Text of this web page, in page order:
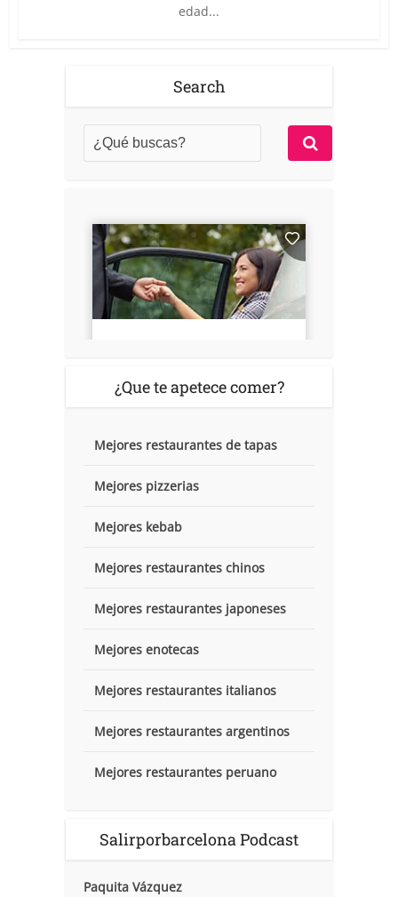
edad...
Search
¿Que te apetece comer?
Mejores restaurantes de tapas
Mejores pizzerias
Mejores kebab
Mejores restaurantes chinos
Mejores restaurantes japoneses
Mejores enotecas
Mejores restaurantes italianos
Mejores restaurantes argentinos
Mejores restaurantes peruano
Salirporbarcelona Podcast
Paquita Vázquez